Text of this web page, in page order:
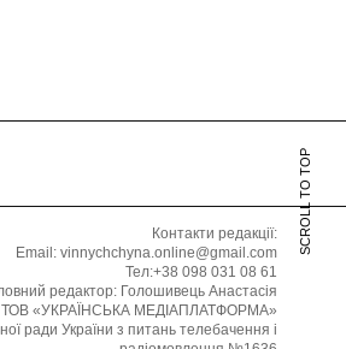
SCROLL TO TOP
Контакти редакції:
Email: vinnychchyna.online@gmail.com
Тел:+38 098 031 08 61
редактор: Голошивець Анастасія
ТОВ «УКРАЇНСЬКА МЕДІАПЛАТФОРМА»
ради України з питань телебачення і